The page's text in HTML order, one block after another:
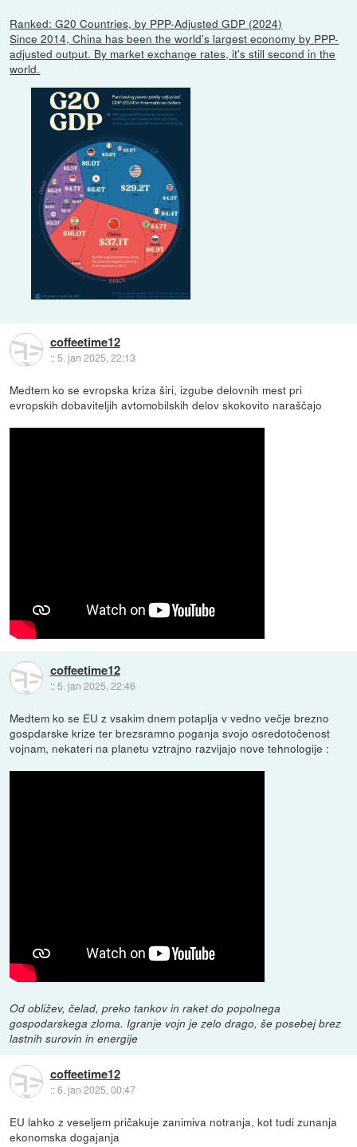
Ranked: G20 Countries, by PPP-Adjusted GDP (2024)
Since 2014, China has been the world's largest economy by PPP-
adjusted output. By market exchange rates, it's still second in the
world.
coffeetime12
::5. jan 2025, 22:13
Medtem ko se evropska kriza širi, izgube delovnih mest pri
evropskih dobaviteljih avtomobilskih delov skokovito naraščajo
coffeetime12
:: 5. jan 2025, 22:46
Medtem ko se EU z vsakim dnem potaplja v vedno večje brezno
gospdarske krize ter brezsramno poganja svojo osredotočenost
vojnam, nekateri na planetu vztrajno razvijajo nove tehnologije :
Od obližev, čelad, preko tankov in raket do popolnega
gospodarskega zloma. Igranje vojn je zelo drago, še posebej brez
lastnih surovin in energije
coffeetime12
::6. jan 2025, 00:47
EU lahko z veseljem pričakuje zanimiva notranja, kot tudi zunanja
ekonomska dogajanja